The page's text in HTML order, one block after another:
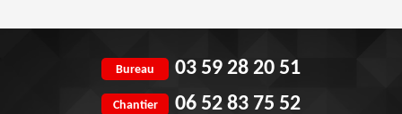
Bureau 03 59 28 20 51
Chantier 06 52 83 75 52